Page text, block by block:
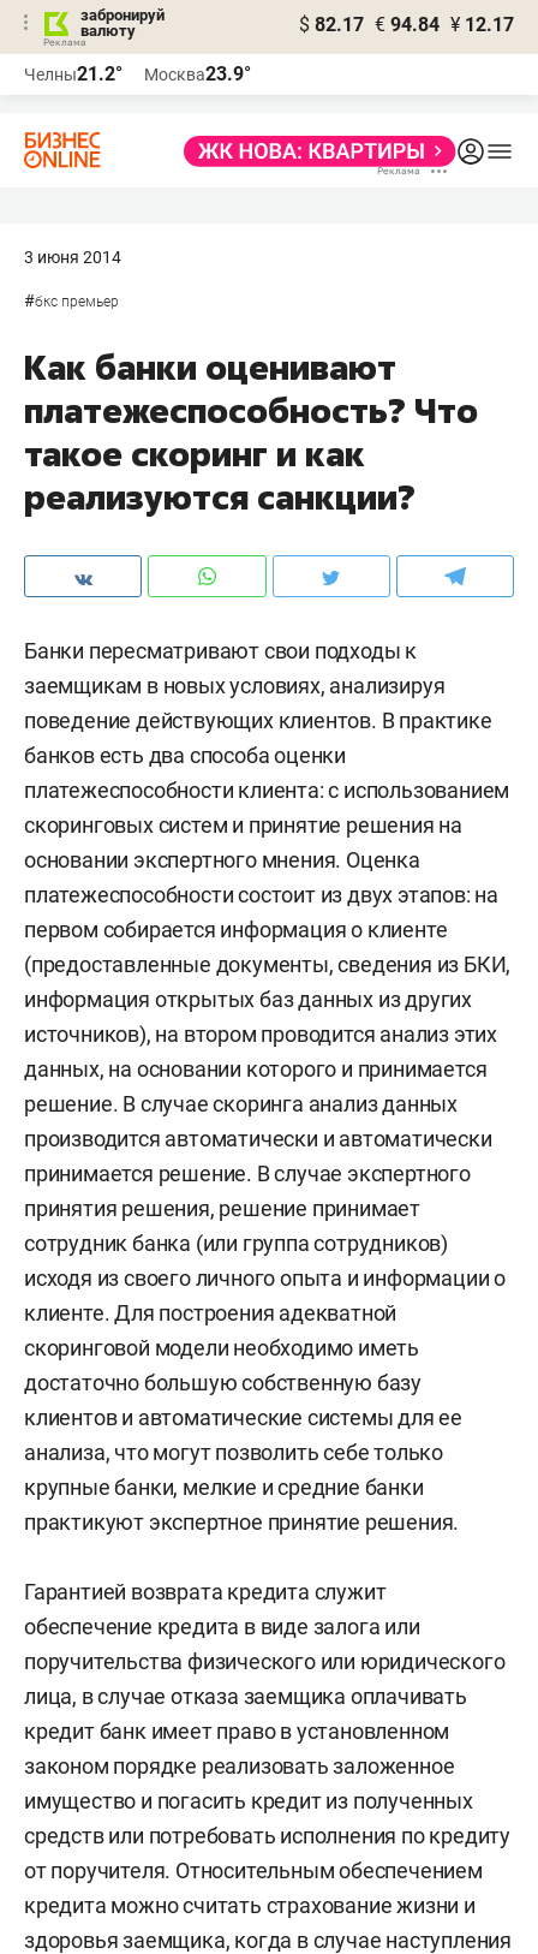
забронируй
валюту
$ 82.17 € 94.84 ¥ 12.17
Челны21.2° Москва23.9°
3 июня 2014
#бкс премьер
Как банки оценивают
платежеспособность? Что
такое скоринг и как
реализуются санкции?
Банки пересматривают свои подходы к
заемщикам в новых условиях, анализируя
поведение действующих клиентов. В практике
банков есть два способа оценки
платежеспособности клиента: с использованием
скоринговых систем и принятие решения на
основании экспертного мнения. Оценка
платежеспособности состоит из двух этапов: на
первом собирается информация о клиенте
(предоставленные документы, сведения из БКИ,
информация открытых баз данных из других
источников), на втором проводится анализ этих
данных, на основании которого и принимается
решение. В случае скоринга анализ данных
производится автоматически и автоматически
принимается решение. В случае экспертного
принятия решения, решение принимает
сотрудник банка (или группа сотрудников)
исходя из своего личного опыта и информации о
клиенте. Для построения адекватной
скоринговой модели необходимо иметь
достаточно большую собственную базу
клиентов и автоматические системы для ее
анализа, что могут позволить себе только
крупные банки, мелкие и средние банки
практикуют экспертное принятие решения.
Гарантией возврата кредита служит
обеспечение кредита в виде залога или
поручительства физического или юридического
лица, в случае отказа заемщика оплачивать
кредит банк имеет право в установленном
законом порядке реализовать заложенное
имущество и погасить кредит из полученных
средств или потребовать исполнения по кредиту
от поручителя. Относительным обеспечением
кредита можно считать страхование жизни и
здоровья заемщика, когда в случае наступления